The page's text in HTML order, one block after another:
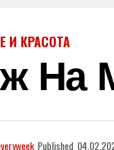
И КРАСОТА
На
Published